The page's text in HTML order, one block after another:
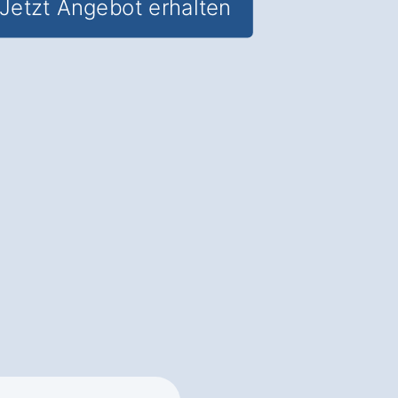
Jetzt Angebot erhalten